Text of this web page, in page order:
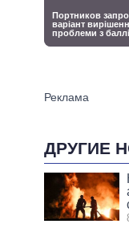
ДРУГИЕ